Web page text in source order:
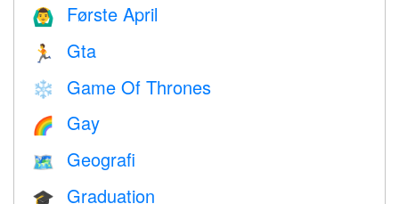
🙆‍♂️ Første April
🏃 Gta
❄️ Game Of Thrones
🌈 Gay
🗺 Geografi
🎓 Graduation